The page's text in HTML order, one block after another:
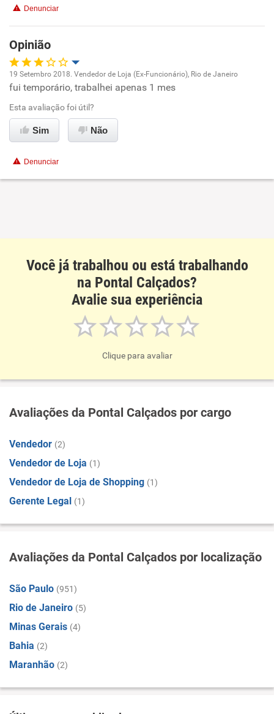
Recomenda esta empresa
Denunciar
Opinião
Oportunidade de promoção
Ambiente de trabalho
Benefícios
19 Setembro 2018. Vendedor de Loja (Ex-Funcionário), Rio de Janeiro
fui temporário, trabalhei apenas 1 mes
Esta avaliação foi útil?
Sim Não
Denunciar
Você já trabalhou ou está trabalhando
na Pontal Calçados?
Avalie sua experiência
Clique para avaliar
Avaliações da Pontal Calçados por cargo
Vendedor (2)
Vendedor de Loja (1)
Vendedor de Loja de Shopping (1)
Gerente Legal (1)
Avaliações da Pontal Calçados por localização
São Paulo (951)
Rio de Janeiro (5)
Minas Gerais (4)
Bahia (2)
Maranhão (2)